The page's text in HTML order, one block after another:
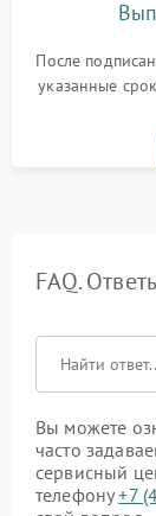
После
указанные
FAQ.
Вы можете
часто
сервисный
телефону+7